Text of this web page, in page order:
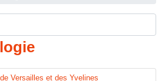
Versailles et des Yvelines